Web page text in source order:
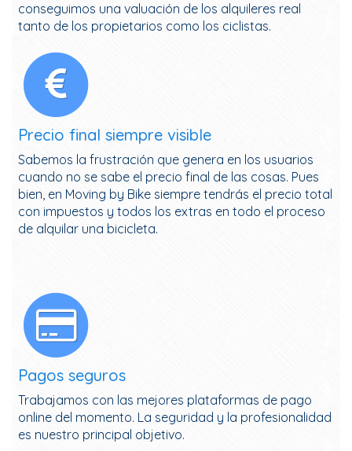
conseguimos una valuación de los alquileres real
tanto de los propietarios como los ciclistas.
Precio final siempre visible
Sabemos la frustración que genera en los usuarios
cuando no se sabe el precio final de las cosas. Pues
bien, en Moving by Bike siempre tendrás el precio total
con impuestos y todos los extras en todo el proceso
de alquilar una bicicleta.
Pagos seguros
Trabajamos con las mejores plataformas de pago
online del momento. La seguridad y la profesionalidad
es nuestro principal objetivo.